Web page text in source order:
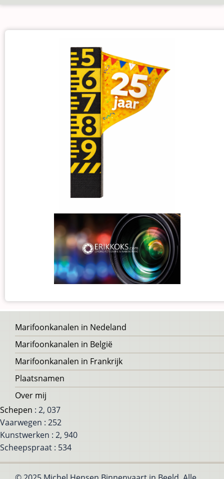
Voet
Marifoonkanalen in Nedeland
Marifoonkanalen in België
Marifoonkanalen in Frankrijk
Plaatsnamen
Over mij
Schepen : 2, 037
Vaarwegen : 252
Kunstwerken : 2, 940
Scheepspraat : 534